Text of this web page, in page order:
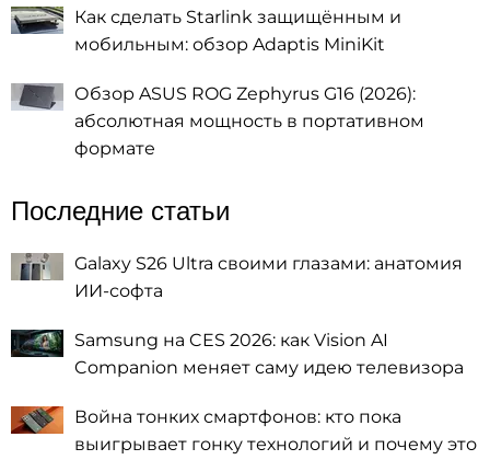
Как сделать Starlink защищённым и
мобильным: обзор Adaptis MiniKit
Обзор ASUS ROG Zephyrus G16 (2026):
абсолютная мощность в портативном
формате
Последние статьи
Galaxy S26 Ultra своими глазами: анатомия
ИИ-софта
Samsung на CES 2026: как Vision AI
Companion меняет саму идею телевизора
Война тонких смартфонов: кто пока
выигрывает гонку технологий и почему это